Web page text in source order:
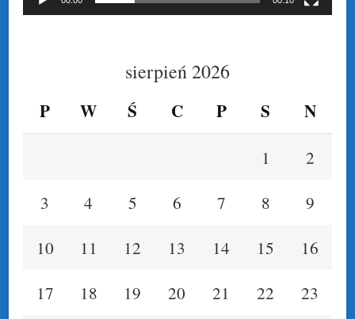
sierpień 2026
P W Ś C P S N
1
2
3
4 5 6 7 8
9
10
11 12 13 14 15
16
17
18 19 20 21 22
23